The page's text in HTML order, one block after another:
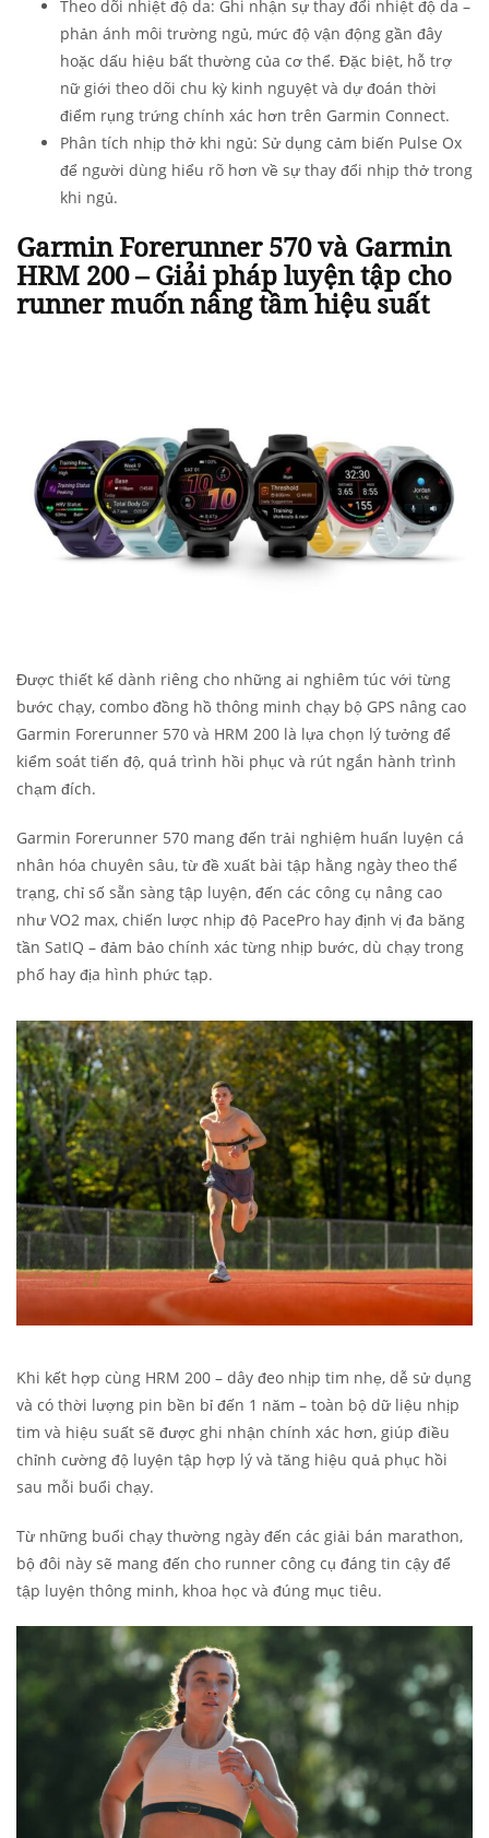
Theo dõi nhiệt độ da: Ghi nhận sự thay đổi nhiệt độ da –
phản ánh môi trường ngủ, mức độ vận động gần đây
hoặc dấu hiệu bất thường của cơ thể. Đặc biệt, hỗ trợ
nữ giới theo dõi chu kỳ kinh nguyệt và dự đoán thời
điểm rụng trứng chính xác hơn trên Garmin Connect.
Phân tích nhịp thở khi ngủ: Sử dụng cảm biến Pulse Ox
để người dùng hiểu rõ hơn về sự thay đổi nhịp thở trong
khi ngủ.
Garmin Forerunner 570 và Garmin
HRM 200 – Giải pháp luyện tập cho
runner muốn nâng tầm hiệu suất
Được thiết kế dành riêng cho những ai nghiêm túc với từng
bước chạy, combo đồng hồ thông minh chạy bộ GPS nâng cao
Garmin Forerunner 570 và HRM 200 là lựa chọn lý tưởng để
kiểm soát tiến độ, quá trình hồi phục và rút ngắn hành trình
chạm đích.
Garmin Forerunner 570 mang đến trải nghiệm huấn luyện cá
nhân hóa chuyên sâu, từ đề xuất bài tập hằng ngày theo thể
trạng, chỉ số sẵn sàng tập luyện, đến các công cụ nâng cao
như VO2 max, chiến lược nhịp độ PacePro hay định vị đa băng
tần SatIQ – đảm bảo chính xác từng nhịp bước, dù chạy trong
phố hay địa hình phức tạp.
Khi kết hợp cùng HRM 200 – dây đeo nhịp tim nhẹ, dễ sử dụng
và có thời lượng pin bền bỉ đến 1 năm – toàn bộ dữ liệu nhịp
tim và hiệu suất sẽ được ghi nhận chính xác hơn, giúp điều
chỉnh cường độ luyện tập hợp lý và tăng hiệu quả phục hồi
sau mỗi buổi chạy.
Từ những buổi chạy thường ngày đến các giải bán marathon,
bộ đôi này sẽ mang đến cho runner công cụ đáng tin cậy để
tập luyện thông minh, khoa học và đúng mục tiêu.